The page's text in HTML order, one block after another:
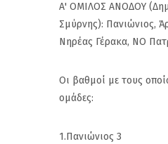
Α' ΟΜΙΛΟΣ ΑΝΟΔΟΥ
Σμύρνης): Πανιώνιος,
Νηρέας Γέρακα, ΝΟ
Οι βαθμοί με τους
ομάδες:
1.Πανιώνιος 3